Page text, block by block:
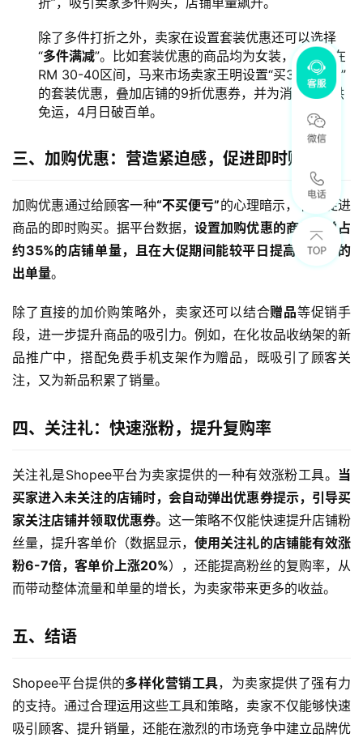
除了多件打折之外，卖家在设置套装优惠还可以选择
“多件满减”。比如套装优惠的商品均为女装，价格均在
RM 30-40区间，马来市场卖家王明设置“买3件减8元”
的套装优惠，叠加店铺的9折优惠券，并为消费者提供
免运，4月日破百单。
三、加购优惠：营造紧迫感，促进即时购买
加购优惠通过给顾客一种“不买便亏”的心理暗示，有效促进
商品的即时购买。据平台数据，设置加购优惠的商品出单占
约35%的店铺单量，且在大促期间能较平日提高约75%的
出单量。
除了直接的加价购策略外，卖家还可以结合赠品等促销手
段，进一步提升商品的吸引力。例如，在化妆品收纳架的新
品推广中，搭配免费手机支架作为赠品，既吸引了顾客关
注，又为新品积累了销量。
四、关注礼：快速涨粉，提升复购率
关注礼是Shopee平台为卖家提供的一种有效涨粉工具。 当
买家进入未关注的店铺时，会自动弹出优惠券提示，引导买
家关注店铺并领取优惠券。 这一策略不仅能快速提升店铺粉
丝量，提升客单价（数据显示，使用关注礼的店铺能有效涨
粉6-7倍，客单价上涨20%），还能提高粉丝的复购率，从
而带动整体流量和单量的增长，为卖家带来更多的收益。
五、结语
Shopee平台提供的多样化营销工具，为卖家提供了强有力
的支持。通过合理运用这些工具和策略，卖家不仅能够快速
吸引顾客、提升销量，还能在激烈的市场竞争中建立品牌优